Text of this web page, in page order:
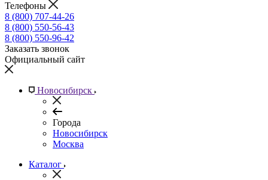
Телефоны
8 (800) 707-44-26
8 (800) 550-56-43
8 (800) 550-96-42
Заказать звонок
Официальный сайт
Новосибирск
Города
Новосибирск
Москва
Каталог